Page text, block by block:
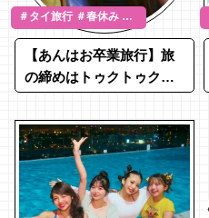
＃タイ旅行 ＃春休み ＃
【あんはお卒業旅行】旅
の締めはトゥクトゥク&
出を撮りまくる！